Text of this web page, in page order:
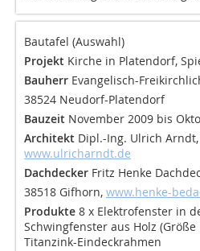
Bautafel (Auswahl)
Projekt Kirche in Platendorf,
Bauherr Evangelisch-
38524 Neudorf-Platendorf
Bauzeit November 2009 bis
Architekt Dipl.-Ing. Ulrich
www.ulricharndt.de
Dachdecker Fritz Henke
38518 Gifhorn, www.henke-
Produkte 8 x Elektrofenster in
Schwingfenster aus Holz
Titanzink-Eindeckrahmen